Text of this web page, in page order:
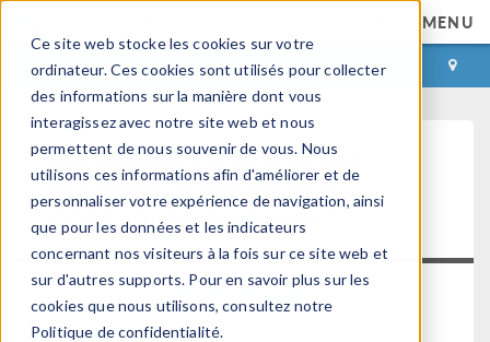
Ce site web stocke les cookies sur votre
ordinateur. Ces cookies sont utilisés pour collecter
des informations sur la manière dont vous
interagissez avec notre site web et nous
permettent de nous souvenir de vous. Nous
utilisons ces informations afin d'améliorer et de
personnaliser votre expérience de navigation, ainsi
que pour les données et les indicateurs
concernant nos visiteurs à la fois sur ce site web et
sur d'autres supports. Pour en savoir plus sur les
cookies que nous utilisons, consultez notre
Politique de confidentialité.
MENU
CONNEXION CONTACT
Introducing Heat Transfer
Modeling Software from
COMSOL Multiphysics®
Retour aux videos
Durée: 1:43